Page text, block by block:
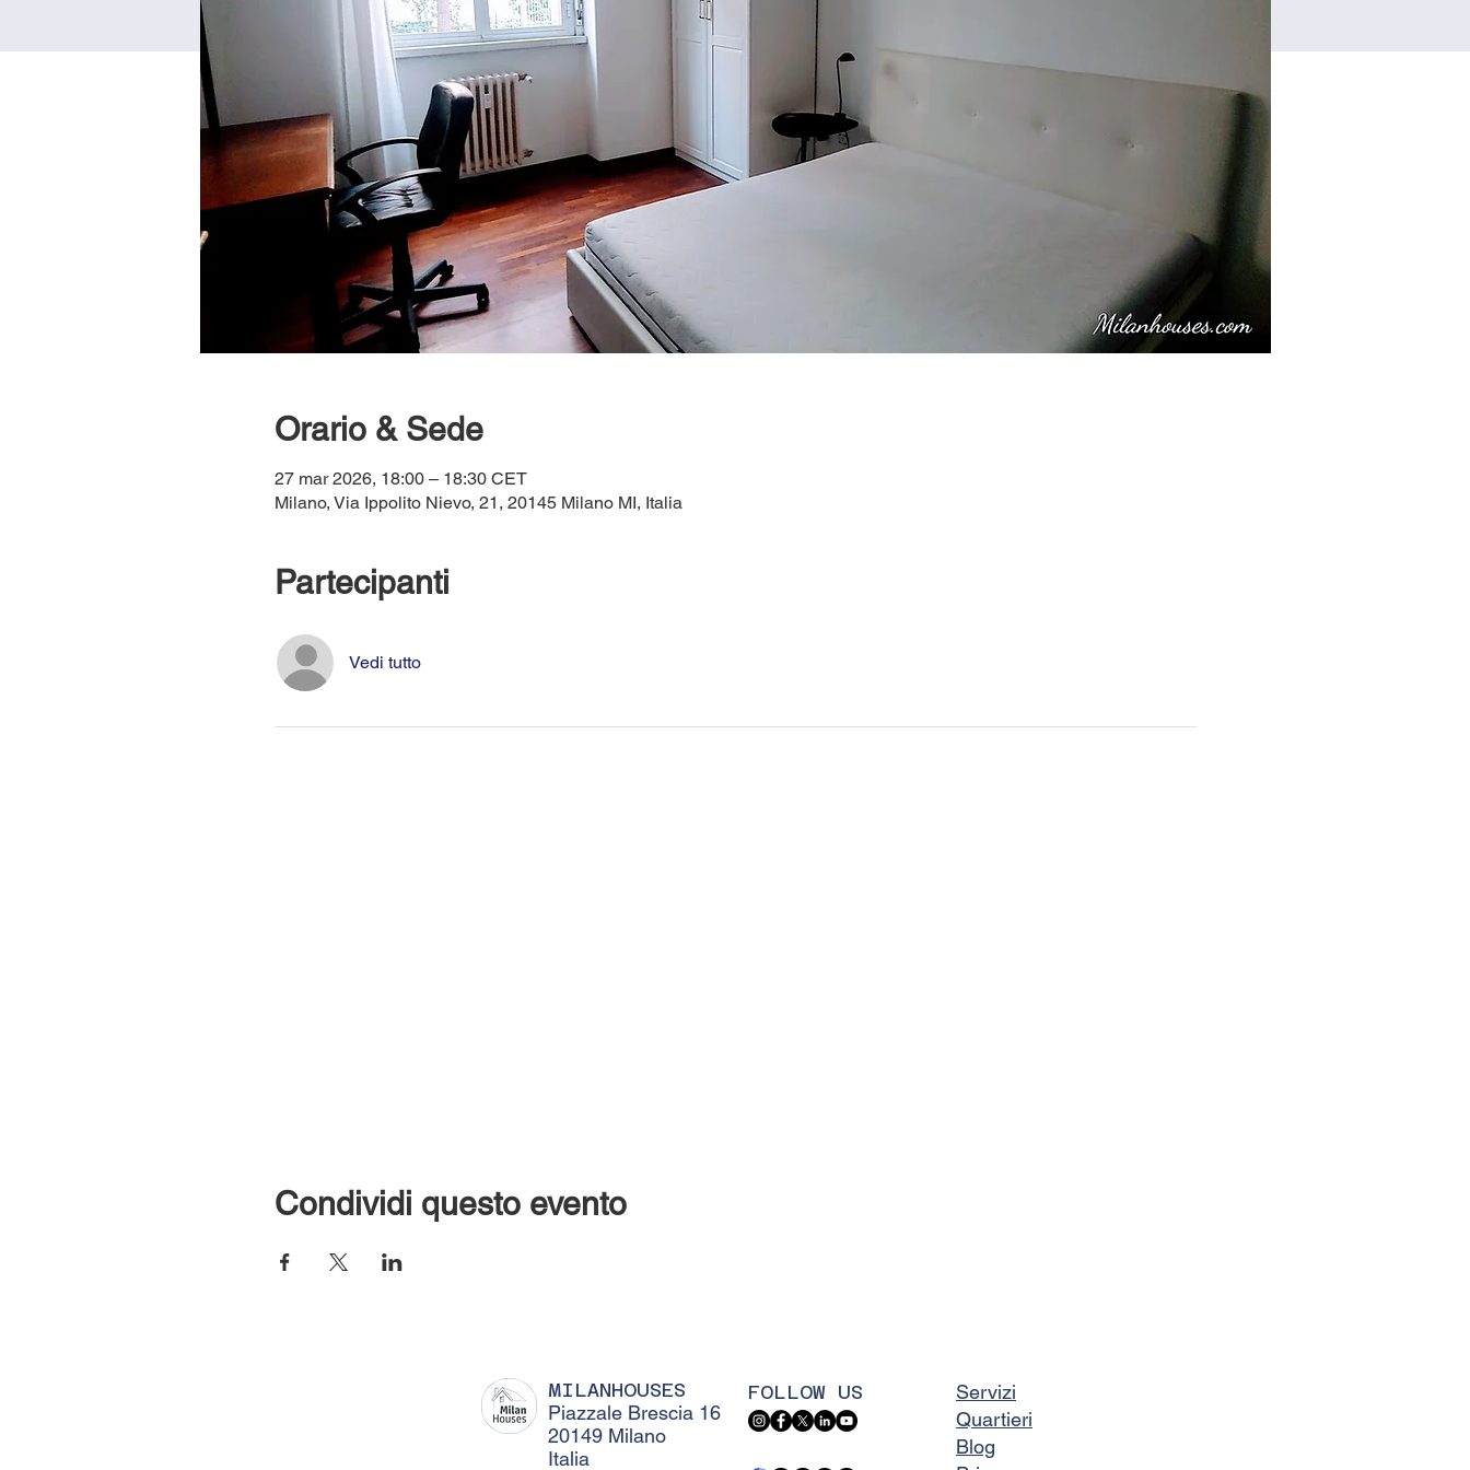
Orario & Sede
27 mar 2026, 18:00 – 18:30 CET
Milano, Via Ippolito Nievo, 21, 20145 Milano MI, Italia
Partecipanti
Vedi tutto
Condividi questo evento
MILANHOUSES
Piazzale Brescia 16
20149 Milano
Italia
FOLLOW US
Servizi
Quartieri
Blog